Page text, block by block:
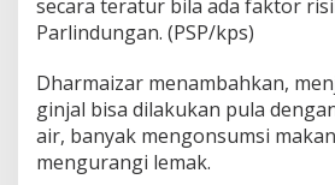
secara teratur bila ada faktor
Parlindungan. (PSP/kps)
Dharmaizar menambahkan,
ginjal bisa dilakukan pula
air, banyak mengonsumsi
mengurangi lemak.